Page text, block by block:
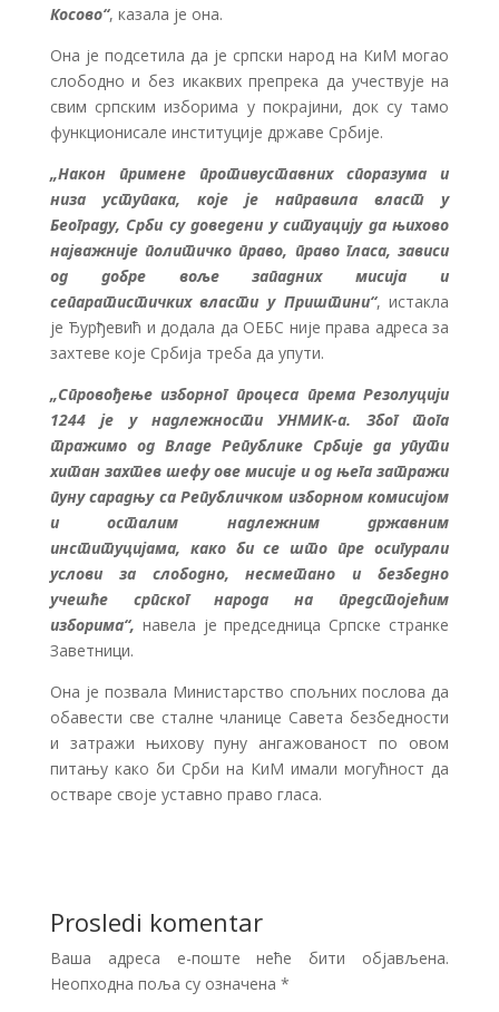
Косово“, казала је она.
Она је подсетила да је српски народ на КиМ могао
слободно и без икаквих препрека да учествује на
свим српским изборима у покрајини, док су тамо
функционисале институције државе Србије.
„Након примене противуставних споразума и
низа уступака, које је направила власт у
Београду, Срби су доведени у ситуацију да њихово
најважније политичко право, право гласа, зависи
од добре воље западних мисија и
сепаратистичких власти у Приштини“, истакла
је Ђурђевић и додала да ОЕБС није права адреса за
захтеве које Србија треба да упути.
„Спровођење изборног процеса према Резолуцији
1244 је у надлежности УНМИК-а. Због тога
тражимо од Владе Републике Србије да упути
хитан захтев шефу ове мисије и од њега затражи
пуну сарадњу са Републичком изборном комисијом
и осталим надлежним државним
институцијама, како би се што пре осигурали
услови за слободно, несметано и безбедно
учешће српског народа на предстојећим
изборима“, навела је председница Српске странке
Заветници.
Она је позвала Министарство спољних послова да
обавести све сталне чланице Савета безбедности
и затражи њихову пуну ангажованост по овом
питању како би Срби на КиМ имали могућност да
остваре своје уставно право гласа.
Prosledi komentar
Ваша адреса е-поште неће бити објављена.
Неопходна поља су означена *